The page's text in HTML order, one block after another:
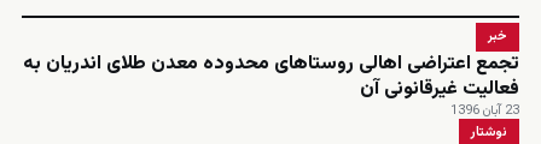
خبر
تجمع اعتراضی اهالی روستاهای محدوده معدن طلای اندریان به
فعالیت غیرقانونی آن
23 آبان 1396
نوشتار